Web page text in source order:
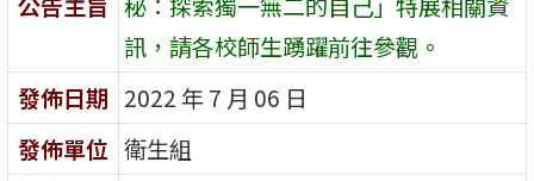
訊，請各校師生踴躍前往參觀。
發佈日期 2022 年 7 月 06 日
發佈單位 衛生組